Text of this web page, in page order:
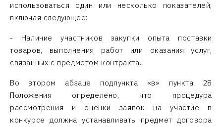
использоваться один или несколько показателей,
включая следующее:
- Наличие участников закупки опыта поставки
товаров, выполнения работ или оказания услуг,
связанных с предметом контракта.
Во втором абзаце подпункта «в» пункта 28
Положения определено, что процедура
рассмотрения и оценки заявок на участие в
конкурсе должна устанавливать предмет договора